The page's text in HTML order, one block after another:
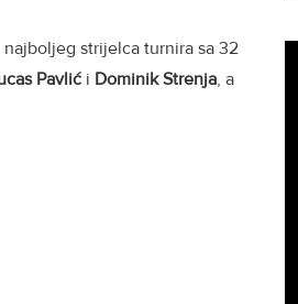
strijelca turnira sa 32
Pavlići Dominik Strenja, a